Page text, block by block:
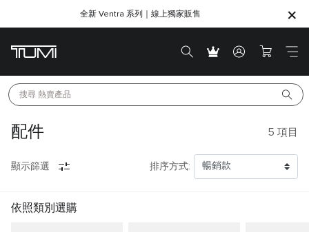
SHOP GIFTS
SHOP GIFTS
全新 Ventra 系列｜線上獨家販售
搜尋 熱賣產品
配件 5 項目
顯示篩選 排序方式:
依照類別選購